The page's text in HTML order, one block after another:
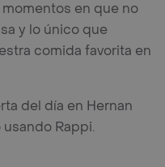
en que no
y lo único que
comida favorita en
del día en Hernan
Rappi.